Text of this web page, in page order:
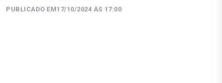
PUBLICADO EM17/10/2024 ÀS 17:00